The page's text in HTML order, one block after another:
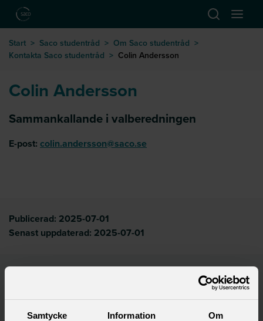
Samtycke Information Om
Hoppa till huvudinnehåll Öppna
Start > Saco studentråd > Om Saco studentråd >
Kontakta Saco studentråd > Colin Andersson
Colin Andersson
Sammankallande i valberedningen
E-post: colin.andersson@saco.se
Publicerad: 2025-07-01
Senast uppdaterad: 2025-07-01
Saco samlar 21 svenska
akademikerförbund